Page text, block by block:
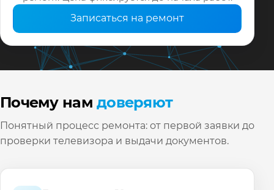
Записаться на ремонт
Почему намдоверяют
Понятный процесс ремонта: от первой заявки до
проверки телевизора и выдачи документов.